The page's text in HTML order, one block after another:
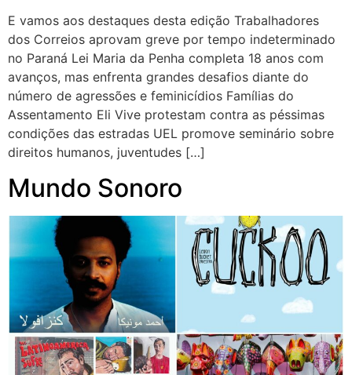
E vamos aos destaques desta edição Trabalhadores
dos Correios aprovam greve por tempo indeterminado
no Paraná Lei Maria da Penha completa 18 anos com
avanços, mas enfrenta grandes desafios diante do
número de agressões e feminicídios Famílias do
Assentamento Eli Vive protestam contra as péssimas
condições das estradas UEL promove seminário sobre
direitos humanos, juventudes […]
Mundo Sonoro